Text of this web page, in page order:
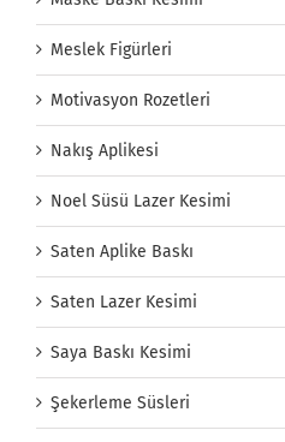
Meslek Figürleri
Motivasyon Rozetleri
Nakış Aplikesi
Noel Süsü Lazer Kesimi
Saten Aplike Baskı
Saten Lazer Kesimi
Saya Baskı Kesimi
Şekerleme Süsleri